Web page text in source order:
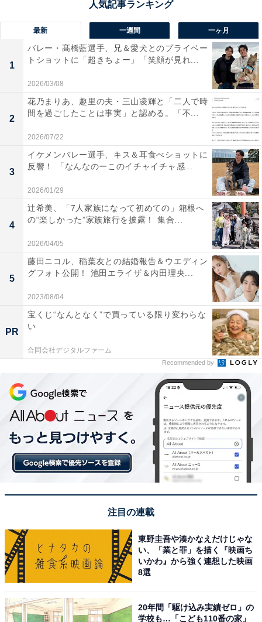
最新 一週間 一ヶ月
1
バレー・髙橋藍選手、兄＆愛犬とのプライベー
トショットに「超きちょー」「笑顔が見れ...
2026/03/08
2
花乃まりあ、趣里の夫・三山凌輝と「二人で時
間を過ごしたことは事実」と認める。「不...
2026/07/22
3
イケメンバレー選手、キス＆耳食べショットに
反響！ 「なんなのーこのイチャイチャ感...
2026/01/29
4
辻希美、「7人家族になって初めての」箱根へ
の“楽しかった”家族旅行を披露！ 集合...
2026/04/05
5
藤田ニコル、稲葉友との結婚報告＆ウエディン
グフォト公開！ 池田エライザ＆内田理央...
2023/08/04
PR
宝くじ“なんとなく”で買っている限り変わらな
い
合同会社デジタルファーム
Recommended by
注目の連載
東野圭吾や湊かなえだけじゃな
い、「業と罪」を描く『映画ち
いかわ』から強く連想した映画
8選
20年間「駆け込み実績ゼロ」の
学校も…「こども110番の家」